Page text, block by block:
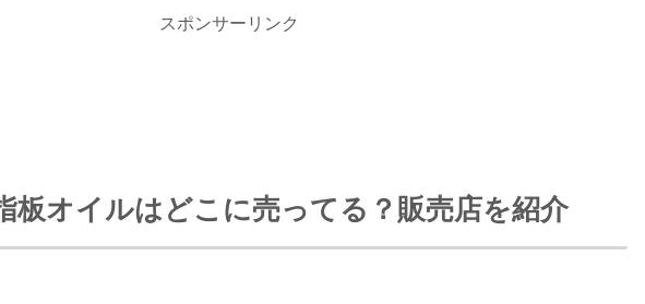
スポンサーリンク
板オイルはどこに売ってる？販売店を紹介